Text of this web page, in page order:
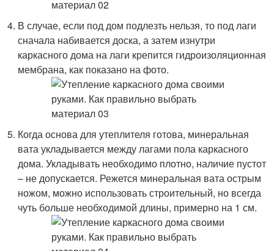
В случае, если под дом подлезть нельзя, то под лаги
сначала набивается доска, а затем изнутри
каркасного дома на лаги крепится гидроизоляционная
мембрана, как показано на фото.
Когда основа для утеплителя готова, минеральная
вата укладывается между лагами пола каркасного
дома. Укладывать необходимо плотно, наличие пустот
– не допускается. Режется минеральная вата острым
ножом, можно использовать строительный, но всегда
чуть больше необходимой длины, примерно на 1 см.